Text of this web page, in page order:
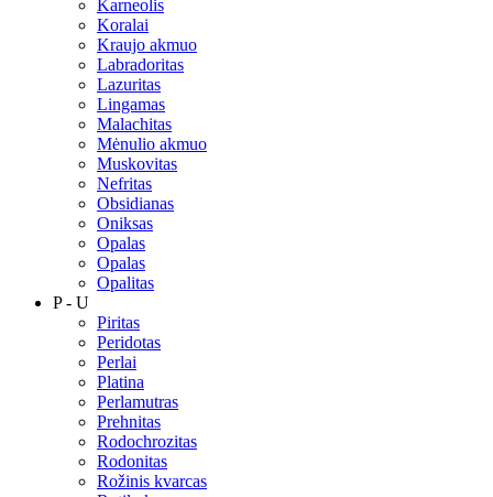
Karneolis
Koralai
Kraujo akmuo
Labradoritas
Lazuritas
Lingamas
Malachitas
Mėnulio akmuo
Muskovitas
Nefritas
Obsidianas
Oniksas
Opalas
Opalas
Opalitas
P - U
Piritas
Peridotas
Perlai
Platina
Perlamutras
Prehnitas
Rodochrozitas
Rodonitas
Rožinis kvarcas